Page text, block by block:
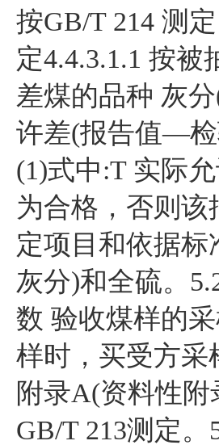
按GB/T 214 测
定4.4.3.1.1 按
差煤的品种 灰
许差(报告值—检
(1)式中:T 实际
为合格，否则该
定项目和依据
灰分)和全硫。
数 验收煤样的
样时，买受方采
附录A(资料性
GB/T 213测定